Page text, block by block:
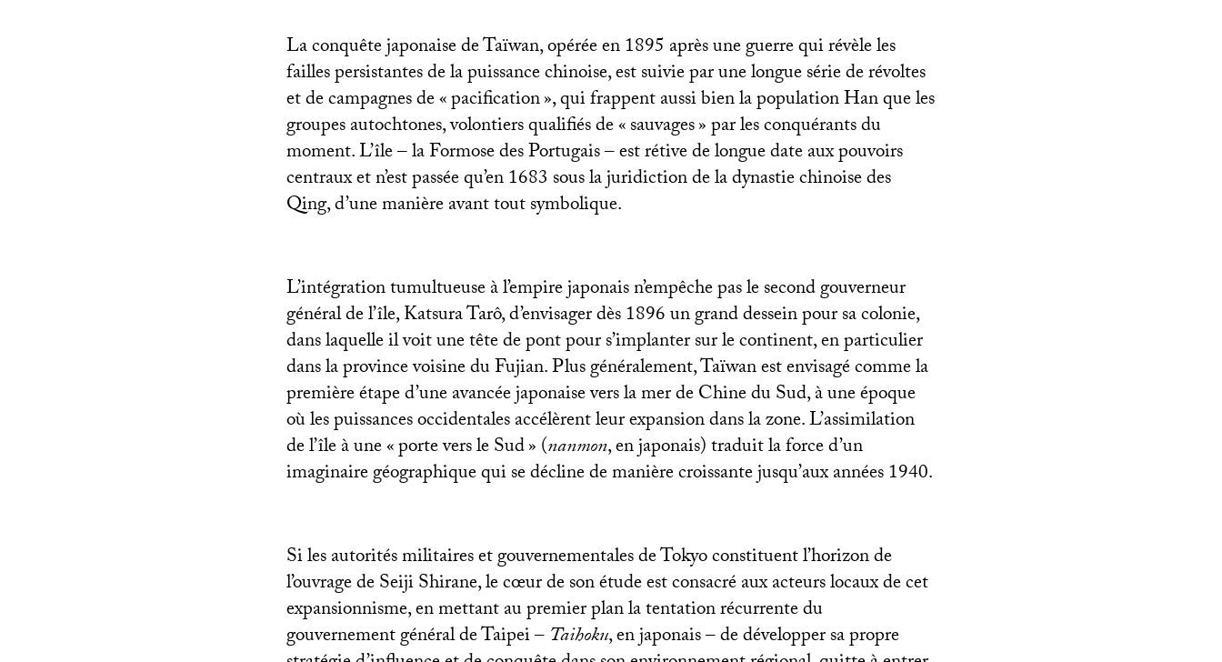
La conquête japonaise de Taïwan, opérée en 1895 après une guerre qui révèle les
failles persistantes de la puissance chinoise, est suivie par une longue série de révoltes
et de campagnes de «pacification», qui frappent aussi bien la population Han que les
groupes autochtones, volontiers qualifiés de «sauvages» par les conquérants du
moment. L’île – la Formose des Portugais – est rétive de longue date aux pouvoirs
centraux et n’est passée qu’en 1683 sous la juridiction de la dynastie chinoise des
Qing, d’une manière avant tout symbolique.
L’intégration tumultueuse à l’empire japonais n’empêche pas le second gouverneur
général de l’île, Katsura Tarô, d’envisager dès 1896 un grand dessein pour sa colonie,
dans laquelle il voit une tête de pont pour s’implanter sur le continent, en particulier
dans la province voisine du Fujian. Plus généralement, Taïwan est envisagé comme la
première étape d’une avancée japonaise vers la mer de Chine du Sud, à une époque
où les puissances occidentales accélèrent leur expansion dans la zone. L’assimilation
de l’île à une «porte vers le Sud» (nanmon, en japonais) traduit la force d’un
imaginaire géographique qui se décline de manière croissante jusqu’aux années 1940.
Si les autorités militaires et gouvernementales de Tokyo constituent l’horizon de
l’ouvrage de Seiji Shirane, le cœur de son étude est consacré aux acteurs locaux de cet
expansionnisme, en mettant au premier plan la tentation récurrente du
gouvernement général de Taipei –Taihoku, en japonais – de développer sa propre